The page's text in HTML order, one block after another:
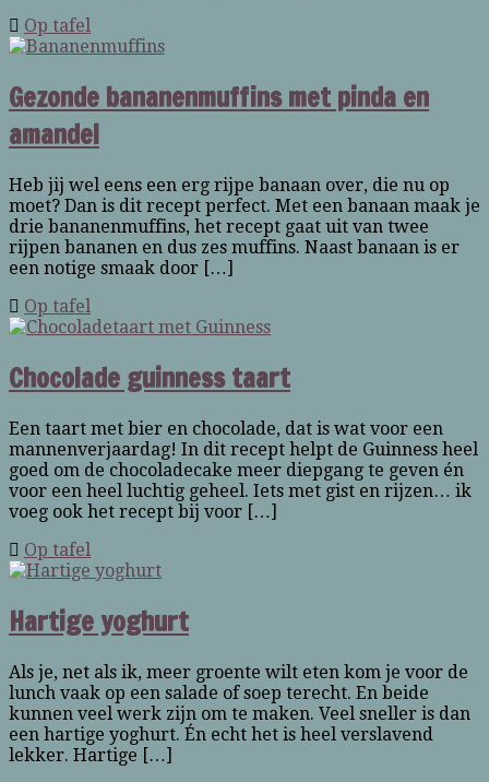
Op tafel
Gezonde bananenmuffins met pinda en
amandel
Heb jij wel eens een erg rijpe banaan over, die nu op
moet? Dan is dit recept perfect. Met een banaan maak je
drie bananenmuffins, het recept gaat uit van twee
rijpen bananen en dus zes muffins. Naast banaan is er
een notige smaak door […]
Op tafel
Chocolade guinness taart
Een taart met bier en chocolade, dat is wat voor een
mannenverjaardag! In dit recept helpt de Guinness heel
goed om de chocoladecake meer diepgang te geven én
voor een heel luchtig geheel. Iets met gist en rijzen… ik
voeg ook het recept bij voor […]
Op tafel
Hartige yoghurt
Als je, net als ik, meer groente wilt eten kom je voor de
lunch vaak op een salade of soep terecht. En beide
kunnen veel werk zijn om te maken. Veel sneller is dan
een hartige yoghurt. Én echt het is heel verslavend
lekker. Hartige […]